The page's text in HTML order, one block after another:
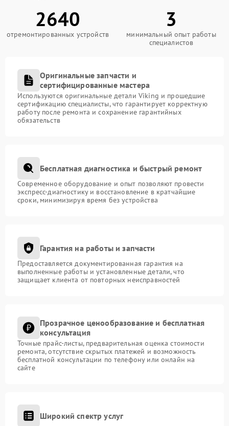
2640
отремонтированных устройств
3
минимальный опыт работы
специалистов
Оригинальные запчасти и
сертифицированные мастера
Используются оригинальные детали Viking и прошедшие
сертификацию специалисты, что гарантирует корректную
работу после ремонта и сохранение гарантийных
обязательств
Бесплатная диагностика и быстрый ремонт
Современное оборудование и опыт позволяют провести
экспресс-диагностику и восстановление в кратчайшие
сроки, минимизируя время без устройства
Гарантия на работы и запчасти
Предоставляется документированная гарантия на
выполненные работы и установленные детали, что
защищает клиента от повторных неисправностей
Прозрачное ценообразование и бесплатная
консультация
Точные прайс-листы, предварительная оценка стоимости
ремонта, отсутствие скрытых платежей и возможность
бесплатной консультации по телефону или онлайн на
сайте
Широкий спектр услуг